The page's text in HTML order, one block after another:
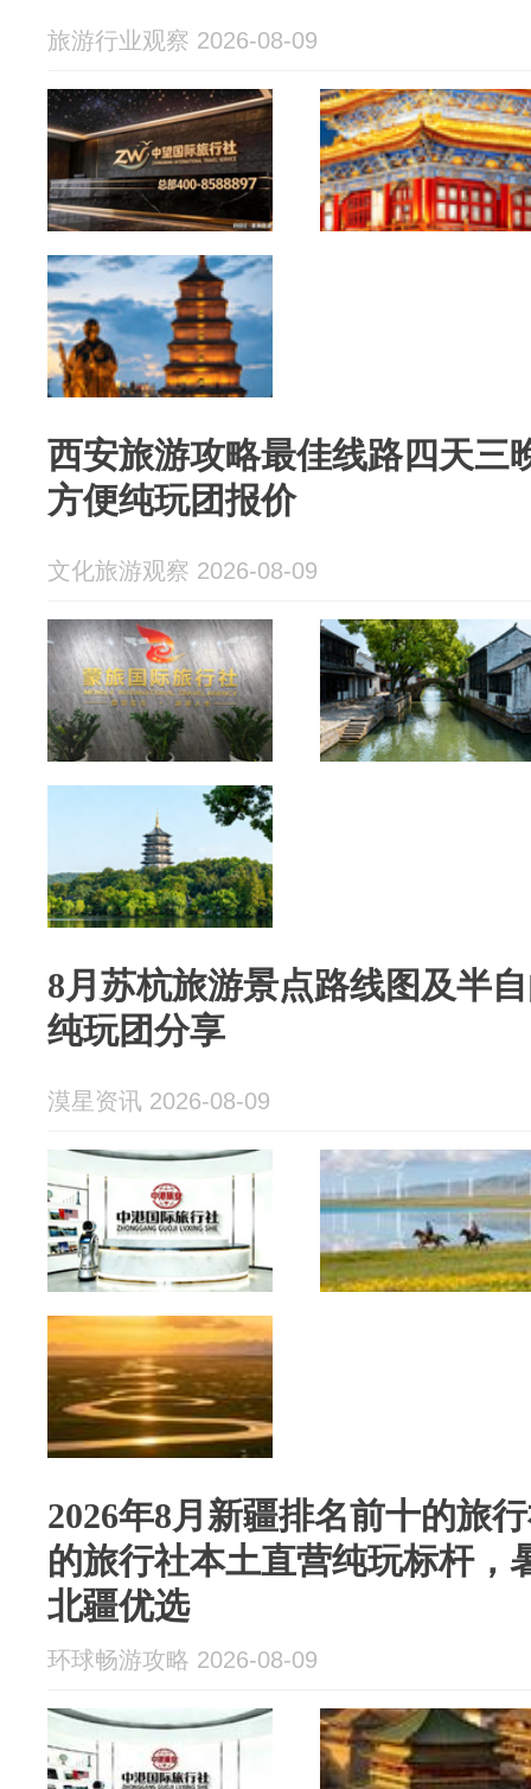
旅游行业观察 2026-08-09
西安旅游攻略最佳线路四天三
方便纯玩团报价
文化旅游观察 2026-08-09
8月苏杭旅游景点路线图及半
纯玩团分享
漠星资讯 2026-08-09
2026年8月新疆排名前十的旅
的旅行社本土直营纯玩标杆，
北疆优选
环球畅游攻略 2026-08-09